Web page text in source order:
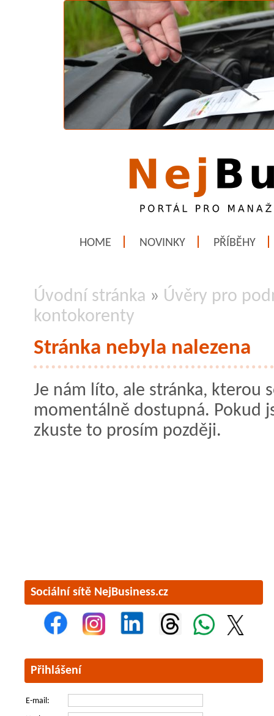
HOME NOVINKY PŘÍBĚHY
Úvodní stránka » Úvěry pro
kontokorenty
Stránka nebyla nalezena
Je nám líto, ale stránka, kterou
momentálně dostupná. Pokud
zkuste to prosím později.
Sociální sítě NejBusiness.cz
Přihlášení
E-mail: